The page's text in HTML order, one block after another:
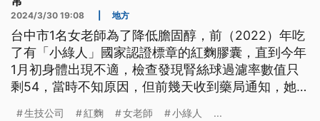
2024/3/30 19:08 地方
台中市1名女老師為了降低膽固醇，前（2022）年吃
了有「小綠人」國家認證標章的紅麴膠囊，直到今年
1月初身體出現不適，檢查發現腎絲球過濾率數值只
剩54，當時不知原因，但前幾天收到藥局通知，她所
生技公司 紅麴 女老師 小綠人 ...